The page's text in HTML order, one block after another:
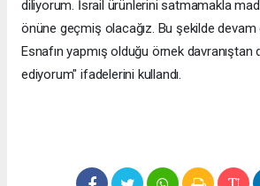
diliyorum. İsrail ürünlerini satmamakla
önüne geçmiş olacağız. Bu şekilde
Esnafın yapmış olduğu örnek davranıştan
ediyorum" ifadelerini kullandı.